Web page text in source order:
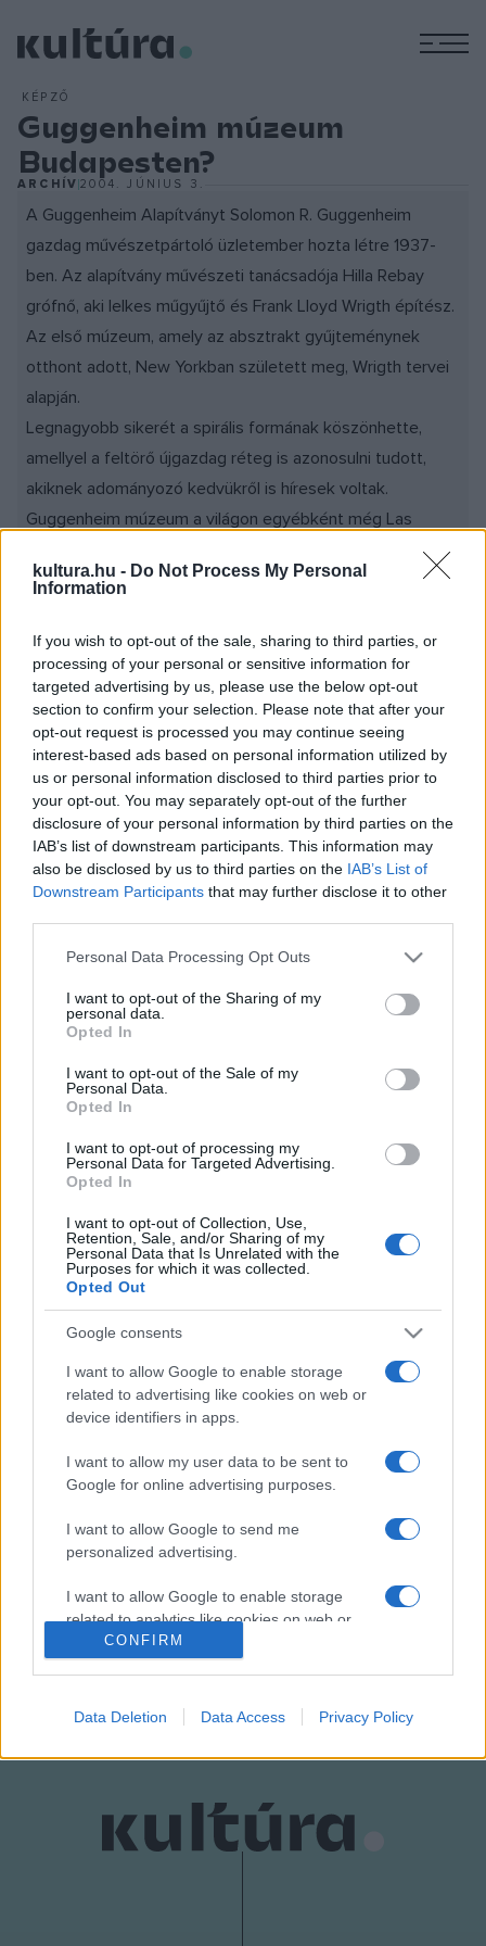
kultura.hu - Do Not Process My Personal
Information
If you wish to opt-out of the sale, sharing to third parties, or
processing of your personal or sensitive information for
targeted advertising by us, please use the below opt-out
section to confirm your selection. Please note that after your
opt-out request is processed you may continue seeing
interest-based ads based on personal information utilized by
us or personal information disclosed to third parties prior to
your opt-out. You may separately opt-out of the further
disclosure of your personal information by third parties on the
IAB’s list of downstream participants. This information may
also be disclosed by us to third parties on the IAB’s List of
Downstream Participants that may further disclose it to other
Please note that this website/app uses one or more Google
not limited to your visit or usage behaviour. You may click to
grant or deny consent to Google and its third-party tags to
use your data for below specified purposes in below Google
consent section.
Personal Data Processing Opt Outs
I want to opt-out of the Sharing of my
personal data.
Opted In
I want to opt-out of the Sale of my
Personal Data.
Opted In
I want to opt-out of processing my
Personal Data for Targeted Advertising.
Opted In
I want to opt-out of Collection, Use,
Retention, Sale, and/or Sharing of my
Personal Data that Is Unrelated with the
Purposes for which it was collected.
Opted Out
Google consents
I want to allow Google to enable storage
related to advertising like cookies on web or
device identifiers in apps.
I want to allow my user data to be sent to
Google for online advertising purposes.
I want to allow Google to send me
personalized advertising.
I want to allow Google to enable storage
related to analytics like cookies on web or
device identifiers in apps.
related to functionality of the website or app.
I want to allow Google to enable storage
I want to allow Google to enable storage
related to security, including authentication
CONFIRM
Data Deletion Data Access Privacy Policy
KÉPZŐ
Guggenheim múzeum
Budapesten?
ARCHÍV2004. JÚNIUS 3.
A Guggenheim Alapítványt Solomon R. Guggenheim
gazdag művészetpártoló üzletember hozta létre 1937-
ben. Az alapítvány művészeti tanácsadója Hilla Rebay
grófnő, aki lelkes műgyűjtő és Frank Lloyd Wrigth építész.
Az első múzeum, amely az absztrakt gyűjteménynek
otthont adott, New Yorkban született meg, Wrigth tervei
alapján.
Legnagyobb sikerét a spirális formának köszönhette,
amellyel a feltörő újgazdag réteg is azonosulni tudott,
akiknek adományozó kedvükről is híresek voltak.
Guggenheim múzeum a világon egyébként még Las
Vegasban, Bilbao- ban, Berlinben és Velencében található.
Ha a sor a budapesti helyszínnel bővülne, hazánknak
Guggenheim Múzeum - New York
Ha tehát igaz a híresztelés, miszerint a gyűjtemény
hazánkba érkezik, akkor azt az Andrássy úton található
egykori Párisi Nagyáruházban helyeznék el.
Miután a korábbi Párisi Nagyáruház 1903-ben leégett, 1911-
ben az óbudai textilgyáros Goldberger család
megrendelésére 1911-ben megépült a főváros első
modern áruházépülete, amely hamarosan a
legnépszerűbb bevásárló helyek egyike lett.
Sziklay Zsigmond tervei alapján készült szecessziós
stílusban, beépítve a Terézvárosi Kaszinó egyes részeit.
A hatvanas évektől Divatcsarnok néven üzemeltették,
megtartva eredeti funkcióját, ám népszerűségét ekkor
már elveszítette. Később még raktárként is használták.
1997-ben Divatcsarnokról ismét Párisi Nagyáruházra
keresztelték, ám így is csak három évig működött. Tavaly
a Kincstári Vagyoni Igazgatóság másfél milliárd forintért
megvásárolta az üresen tátongó ingatlant. Akkor még
nem tudták, hogyan hasznosítsák az épületet.
Mindenestre nagy öröm lenne, ha valóban Guggenheim
MEGOSZTÁS